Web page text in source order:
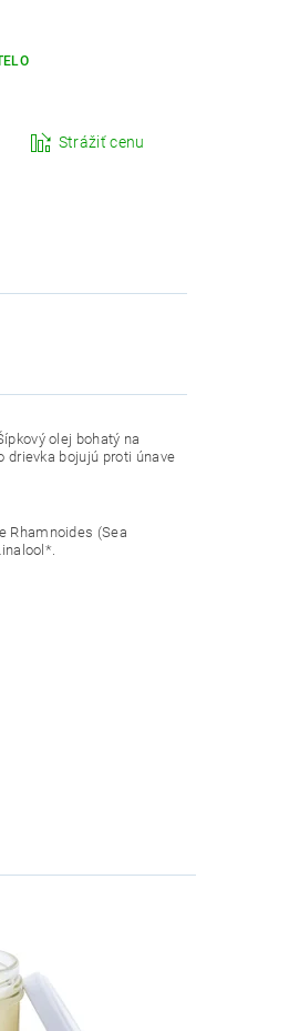
Strážiť cenu
olej bohatý na
drievka bojujú proti únave
Rhamnoides (Sea